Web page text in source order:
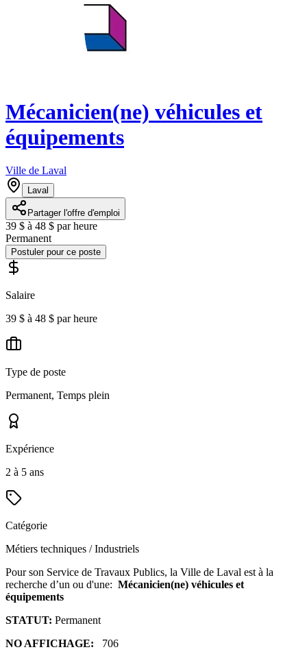
Mécanicien(ne) véhicules et
équipements
Ville de Laval
Laval
Partager l'offre d'emploi
39 $ à 48 $ par heure
Permanent
Postuler pour ce poste
Salaire
39 $ à 48 $ par heure
Type de poste
Permanent, Temps plein
Expérience
2 à 5 ans
Catégorie
Métiers techniques / Industriels
Pour son Service de Travaux Publics, la Ville de Laval est à la
recherche d’un ou d'une: Mécanicien(ne) véhicules et
équipements
STATUT: Permanent
NO AFFICHAGE: 706